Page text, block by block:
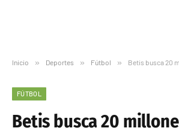
Inicio » Deportes » Fútbol » Betis busca 20 millones por
FÚTBOL
Betis busca 20